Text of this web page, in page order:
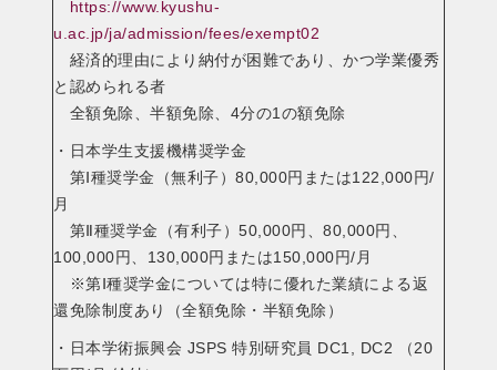
https://www.kyushu-
u.ac.jp/ja/admission/fees/exempt02
経済的理由により納付が困難であり、かつ学業優秀
と認められる者
全額免除、半額免除、4分の1の額免除
・日本学生支援機構奨学金
第Ⅰ種奨学金（無利子）80,000円または122,000円/
月
第Ⅱ種奨学金（有利子）50,000円、80,000円、
100,000円、130,000円または150,000円/月
※第Ⅰ種奨学金については特に優れた業績による返
還免除制度あり（全額免除・半額免除）
・日本学術振興会 JSPS 特別研究員 DC1, DC2 （20